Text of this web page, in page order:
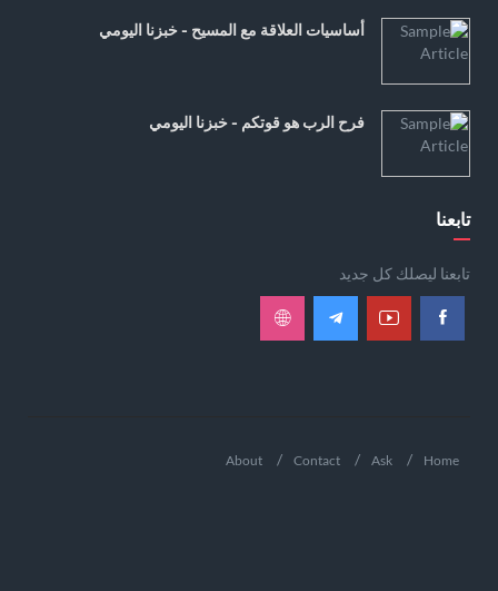
أساسيات العلاقة مع المسيح - خبزنا اليومي
فرح الرب هو قوتكم - خبزنا اليومي
تابعنا
تابعنا ليصلك كل جديد
Home
Ask
Contact
About